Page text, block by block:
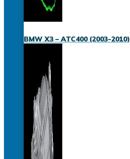
BMW X3 – ATC400 (2003-2010)